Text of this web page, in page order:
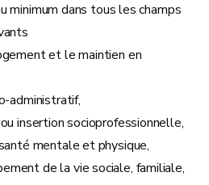
minimum dans tous les champs
et le maintien en
administratif,
insertion socioprofessionnelle,
mentale et physique,
de la vie sociale, familiale,